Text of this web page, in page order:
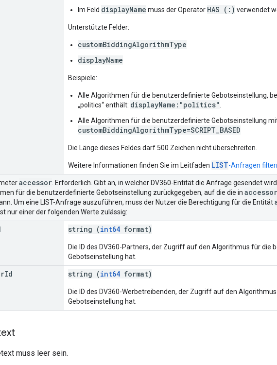
Im Feld displayName muss der Operator HAS (:) verwendet
Unterstützte Felder:
customBiddingAlgorithmType
displayName
Beispiele:
Alle Algorithmen für die benutzerdefinierte Gebotseinstellung,
„politics“ enthält: displayName:"politics"
Alle Algorithmen für die benutzerdefinierte Gebotseinstellung mit
customBiddingAlgorithmType=SCRIPT_BASED
Die Länge dieses Feldes darf 500 Zeichen nicht überschreiten.
Weitere Informationen finden Sie im Leitfaden LIST-Anfragen
accessor . Erforderlich. Gibt an, in welcher DV360-Entität die Anfrage gesendet
für die benutzerdefinierte Gebotseinstellung zurückgegeben, auf die die in accessor
Um eine LIST-Anfrage auszuführen, muss der Nutzer die Berechtigung für die Entität
nur einer der folgenden Werte zulässig:
string (int64 format)
Die ID des DV360-Partners, der Zugriff auf den Algorithmus für die
Gebotseinstellung hat.
Id string (int64 format)
Die ID des DV360-Werbetreibenden, der Zugriff auf den
Gebotseinstellung hat.
muss leer sein.